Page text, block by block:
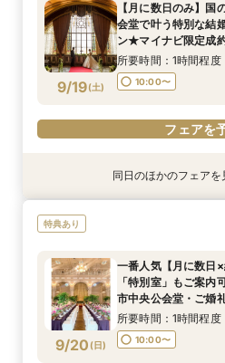
9/18(金
所要時間：1時間程度
10:00〜
フェアを予
9/18(金
所要時間：1時間程度
11:00〜
フェアを予
9/19(土)
【月に数日のみ】国
会堂で叶う特別な結
ン★マイナビ限定成
所要時間：1時間程度
10:00〜
フェアを
特典あり
9/19(土)
【フォト＋会食・相
市中央公会堂で叶え
所要時間：3時間程度
10:00〜
フェアを予
同日のほかのフェアを
特典あり
9/20 (日)
一番人気【月に数日
「特別室」もご案内
市中央公会堂・ご婚
分・短時間で相談・
所要時間：1時間程度
10:00〜